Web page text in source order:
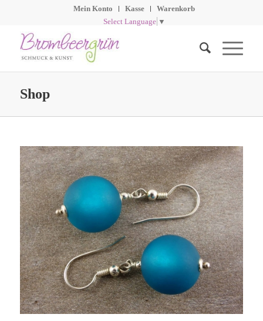
Mein Konto Kasse
Warenkorb
Select Language ▼
Shop